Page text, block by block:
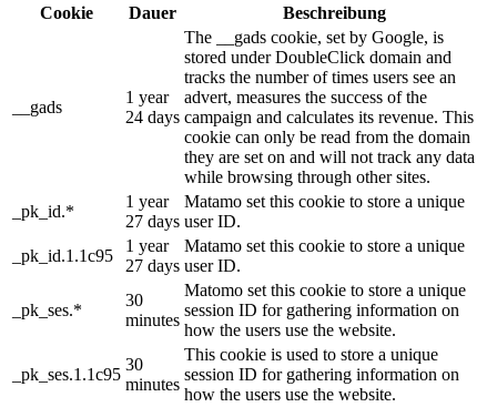
Cookie
Dauer Beschreibung
__gads
1 year
24 days
The __gads cookie, set by Google, is
stored under DoubleClick domain and
tracks the number of times users see an
advert, measures the success of the
campaign and calculates its revenue. This
cookie can only be read from the domain
they are set on and will not track any data
while browsing through other sites.
_pk_id.*
1 year
27 days
Matamo set this cookie to store a unique
user ID.
_pk_id.1.1c95
1 year
27 days
Matamo set this cookie to store a unique
user ID.
_pk_ses.*
30
minutes
Matomo set this cookie to store a unique
session ID for gathering information on
how the users use the website.
_pk_ses.1.1c95
30
minutes
This cookie is used to store a unique
session ID for gathering information on
how the users use the website.